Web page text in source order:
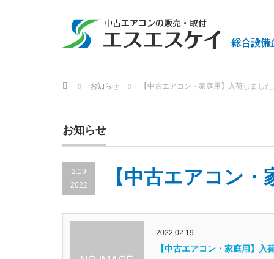
Home お知らせ 【中古エアコン・家庭用】入荷しました
お知らせ
2.19
2022
【中古エアコン
2022.02.19
【中古エアコン・家庭用】入